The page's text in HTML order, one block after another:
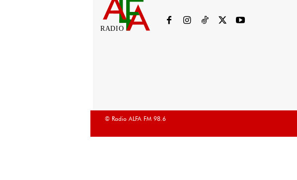
RADIO
© Radio ALFA FM 98.6